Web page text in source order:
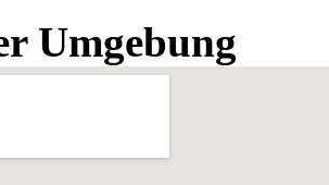
Umgebung